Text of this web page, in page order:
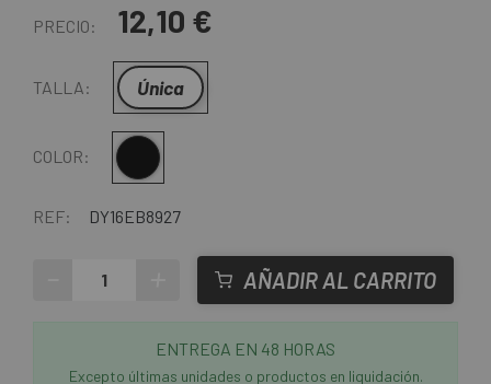
PRECIO: 12,10 €
TALLA: Única
COLOR: Multi
REF: DY16EB8927
AÑADIR AL CARRITO
ENTREGA EN 48 HORAS
Excepto últimas unidades o productos en liquidación.